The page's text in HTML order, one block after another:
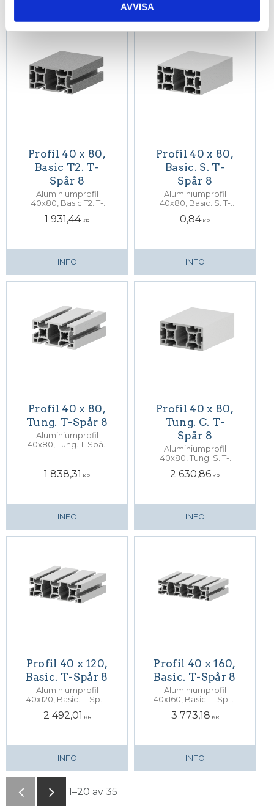
AVVISA
Profil 40 x 80,
Basic T2. T-
Spår 8
Aluminiumprofil
40x80, Basic T2. T-
för M12 skruv
1 931,44KR
INFO
Profil 40 x 80,
Basic. S. T-
Spår 8
Aluminiumprofil
40x80, Basic. S. T-
0,84KR
INFO
Profil 40 x 80,
Tung. T-Spår 8
Aluminiumprofil
40x80, Tung. T-Spår
1 838,31 KR
INFO
Profil 40 x 80,
Tung. C. T-
Spår 8
Aluminiumprofil
40x80, Tung. S. T-
för M12 skruv
2 630,86 KR
INFO
Profil 40 x 120,
Basic. T-Spår 8
Aluminiumprofil
40x120, Basic. T-Spår
skruv
2 492,01 KR
INFO
Profil 40 x 160,
Basic. T-Spår 8
Aluminiumprofil
40x160, Basic. T-Spår
skruv
3 773,18 KR
INFO
1–20 av 35